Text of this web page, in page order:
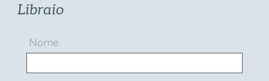
Libraio
Nome